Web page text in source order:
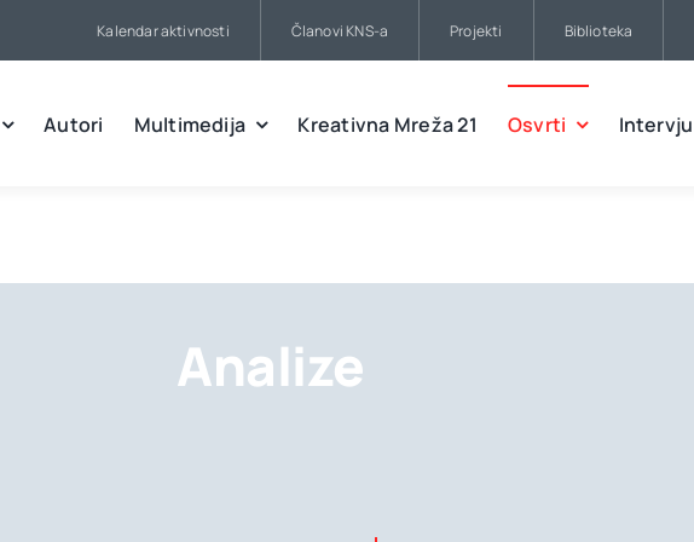
Kalendar aktivnosti Članovi KNS-a Projekti Biblioteka
Autori Multimedija Kreativna Mreža 21 Osvrti Intervju
Analize